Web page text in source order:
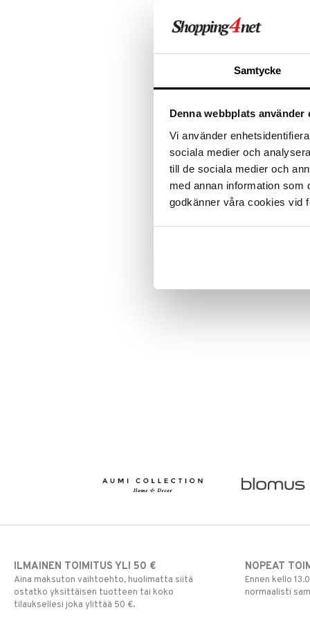
Samtycke
Denna webbplats använder
Vi använder
sociala medier och
till de sociala medier och
med annan information som
godkänner våra cookies vid
Ale on
Tuotetieto
A-Stoolilla saat lisää
missä sitä tarvitset. Tämä tekee
kotibaariin, kotitoimistoon tai
Maksimipaino 110 kg.
Korkeus: 65 cm
ILMAINEN TOIMITUS YLI 50 €
Aina maksuton vaihtoehto, huolimatta siitä
ostatko yksittäisen tuotteen tai koko
tilauksellesi joka ylittää 50 €.
NOPEAT
Ennen kello
normaalisti